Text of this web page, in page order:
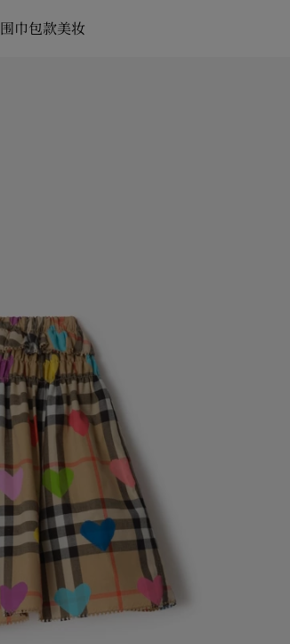
围巾包款美妆